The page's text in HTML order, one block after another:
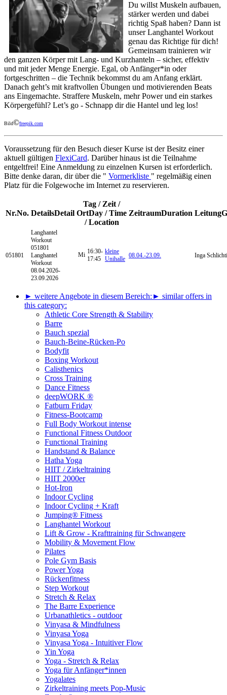
Du willst Muskeln aufbauen,
stärker werden und dabei
richtig Spaß haben? Dann ist
unser Langhantel Workout
genau das Richtige für dich!
Gemeinsam trainieren wir
den ganzen Körper mit Lang- und Kurzhanteln – sicher, effektiv
und mit jeder Menge Energie. Egal, ob Anfänger*in oder
fortgeschritten – die Technik bekommst du am Anfang erklärt.
Danach geht’s mit kraftvollen Übungen und motivierenden Beats
ans Eingemachte. Straffere Muskeln, mehr Power und ein starkes
Körpergefühl? Let’s go - Schnapp dir die Hantel und leg los!
Bild©freepik.com
Voraussetzung für den Besuch dieser Kurse ist der Besitz einer
aktuell gültigen FlexiCard. Darüber hinaus ist die Teilnahme
entgeltfrei! Eine Anmeldung zu einzelnen Kursen ist erforderlich.
Bitte denke daran, dir über die " Vormerkliste " regelmäßig einen
Platz für die Folgewoche im Internet zu reservieren.
Nr.No. DetailsDetail
Tag / Zeit /
OrtDay / Time
/ Location
ZeitraumDuration Leitung
051801
Langhantel
Workout
051801
Langhantel
Workout
08.04.2026-
23.09.2026
Mi 16:30-
17:45
kleine
Unihalle 08.04.-23.09. Inga
► weitere Angebote in diesem Bereich: ► similar offers in
this category:
Athletic Core Strength & Stability
Barre
Bauch spezial
Bauch-Beine-Rücken-Po
Bodyfit
Boxing Workout
Calisthenics
Cross Training
Dance Fitness
deepWORK ®
Fatburn Friday
Fitness-Bootcamp
Full Body Workout intense
Functional Fitness Outdoor
Functional Training
Handstand & Balance
Hatha Yoga
HIIT / Zirkeltraining
HIIT 2000er
Hot-Iron
Indoor Cycling
Indoor Cycling + Kraft
Jumping® Fitness
Langhantel Workout
Lift & Grow - Krafttraining für Schwangere
Mobility & Movement Flow
Pilates
Pole Gym Basis
Power Yoga
Rückenfitness
Step Workout
Stretch & Relax
The Barre Experience
Urbanathletics - outdoor
Vinyasa & Mindfulness
Vinyasa Yoga
Vinyasa Yoga - Intuitiver Flow
Yin Yoga
Yoga - Stretch & Relax
Yoga für Anfänger*innen
Yogalates
Zirkeltraining meets Pop-Music